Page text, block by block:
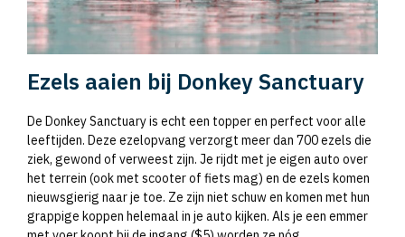
Ezels aaien bij Donkey Sanctuary
De Donkey Sanctuary is echt een topper en perfect voor alle
leeftijden. Deze ezelopvang verzorgt meer dan 700 ezels die
ziek, gewond of verweest zijn. Je rijdt met je eigen auto over
het terrein (ook met scooter of fiets mag) en de ezels komen
nieuwsgierig naar je toe. Ze zijn niet schuw en komen met hun
grappige koppen helemaal in je auto kijken. Als je een emmer